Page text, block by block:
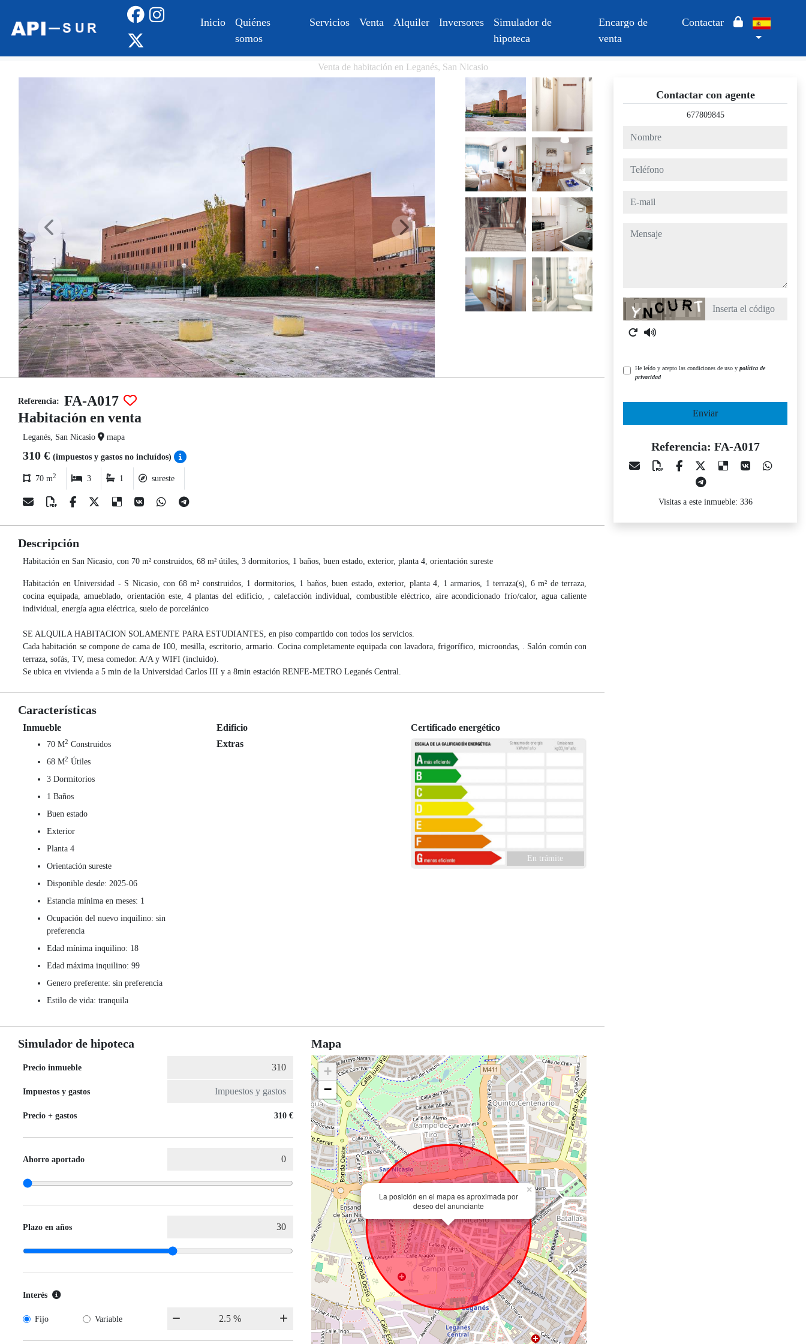
Inicio
Quiénes
somos
Servicios Venta Alquiler Inversores
Simulador de
hipoteca
Encargo de
venta
Contactar
Venta de habitación en Leganés, San Nicasio
Referencia: FA-A017
Habitación en venta
Leganés, San Nicasio mapa
310 € (impuestos y gastos no incluídos)
70 m2 3 1 sureste
Descripción
Habitación en San Nicasio, con 70 m² construidos, 68 m² útiles, 3 dormitorios, 1 baños, buen estado, exterior, planta 4, orientación sureste
Habitación en Universidad - S Nicasio, con 68 m² construidos, 1 dormitorios, 1 baños, buen estado, exterior, planta 4, 1 armarios, 1 terraza(s), 6 m² de terraza,
cocina equipada, amueblado, orientación este, 4 plantas del edificio, , calefacción individual, combustible eléctrico, aire acondicionado frío/calor, agua caliente
individual, energía agua eléctrica, suelo de porcelánico
SE ALQUILA HABITACION SOLAMENTE PARA ESTUDIANTES, en piso compartido con todos los servicios.
Cada habitación se compone de cama de 100, mesilla, escritorio, armario. Cocina completamente equipada con lavadora, frigorífico, microondas, . Salón común con
terraza, sofás, TV, mesa comedor. A/A y WIFI (incluido).
Se ubica en vivienda a 5 min de la Universidad Carlos III y a 8min estación RENFE-METRO Leganés Central.
Características
Inmueble
70 M2 Construidos
68 M2 Útiles
3 Dormitorios
1 Baños
Buen estado
Exterior
Planta 4
Orientación sureste
Disponible desde: 2025-06
Estancia mínima en meses: 1
Ocupación del nuevo inquilino: sin
preferencia
Edad mínima inquilino: 18
Edad máxima inquilino: 99
Genero preferente: sin preferencia
Estilo de vida: tranquila
Edificio
Extras
Certificado energético
En trámite
Simulador de hipoteca
Precio inmueble
Impuestos y gastos
Precio + gastos 310 €
Ahorro aportado
Plazo en años
Interés
Fijo Variable
Mapa
La posición en el mapa es aproximada por
deseo del anunciante
×
+
−
Contactar con agente
677809845
teléfono
mensaje
Captcha
He leído y acepto las condiciones de uso y política de
privacidad
Enviar
Referencia: FA-A017
Visitas a este inmueble: 336